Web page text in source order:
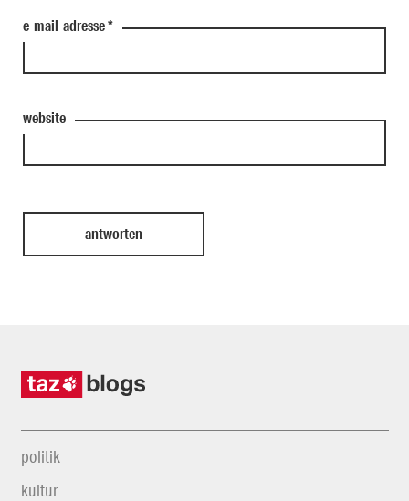
e-mail-adresse*
website
politik
kultur